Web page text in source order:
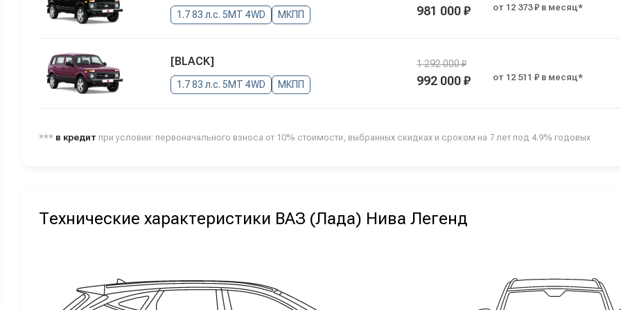
1.7 83 л.с. 5MT 4WD МКПП 981 000 ₽ от 12 373 ₽ в месяц*
[BLACK]
1.7 83 л.с. 5MT 4WD МКПП
1 292 000 ₽
992 000 ₽ от 12 511 ₽ в месяц*
*** в кредит при условии: первоначального взноса от 10% стоимости, выбранных скидках и сроком на 7 лет под 4.9% годовых
Технические характеристики ВАЗ (Лада) Нива Легенд